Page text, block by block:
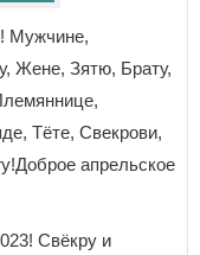
Мужчине,
Жене, Зятю, Брату,
Тёте, Свекрови,
апрельское
Свёкру и